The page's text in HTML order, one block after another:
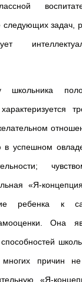
следующих задач,
в успешном
«Я-
ребенка к
Она
причин не
«Я-